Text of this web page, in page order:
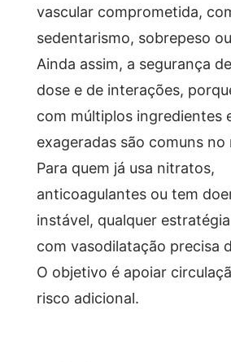
vascular comprometida,
sedentarismo, sobrepeso
Ainda assim, a segurança
dose e de interações,
com múltiplos ingredientes
exageradas são comuns no
Para quem já usa nitratos,
anticoagulantes ou tem
instável, qualquer
com vasodilatação precisa
O objetivo é apoiar
risco adicional.